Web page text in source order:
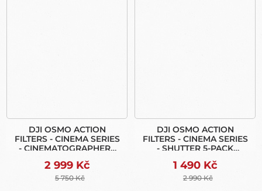
DJI OSMO ACTION
FILTERS - CINEMA SERIES
- CINEMATOGRAPHERS
2 999 Kč
5 750 Kč
DJI OSMO ACTION
FILTERS - CINEMA SERIES
- SHUTTER 5-PACK
1 490 Kč
2 990 Kč